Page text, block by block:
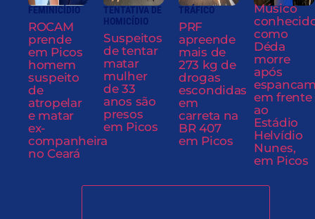
FEMINICÍDIO
ROCAM
prende
em Picos
homem
suspeito
de
atropelar
e matar
ex-
companheira
no Ceará
TENTATIVA DE
HOMICÍDIO
Suspeitos
de tentar
matar
mulher
de 33
anos são
presos
em Picos
TRÁFICO
PRF
apreende
mais de
273 kg de
drogas
escondidas
em
carreta na
BR 407
em Picos
Músico
como
Déda
morre
após
em frente
ao
Estádio
Helvídio
Nunes,
em Picos